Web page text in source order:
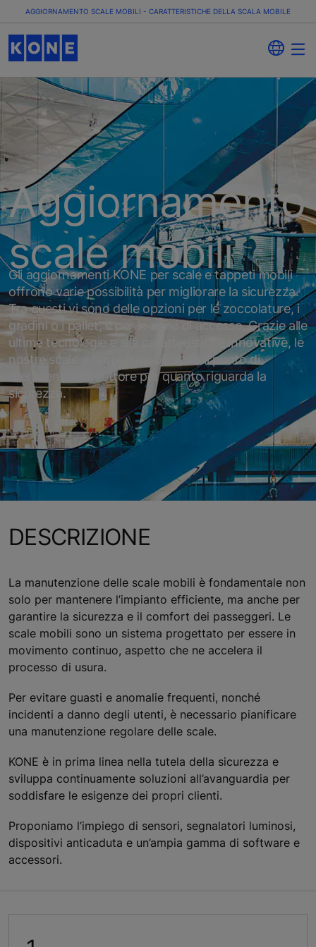
AGGIORNAMENTO SCALE MOBILI - CARATTERISTICHE DELLA SCALA MOBILE
Aggiornamento
scale mobili
Gli aggiornamenti KONE per scale e tappeti mobili
offrono varie possibilità per migliorare la sicurezza.
Tra questi vi sono delle opzioni per le zoccolature, i
gradini o i pallet, e per le zone di accesso. Grazie alle
ultime tecnologie e alle caratteristiche innovative, le
nostre scale e tappeti mobili sono il punto di
riferimento del settore per quanto riguarda la
sicurezza.
DESCRIZIONE
La manutenzione delle scale mobili è fondamentale non
solo per mantenere l’impianto efficiente, ma anche per
garantire la sicurezza e il comfort dei passeggeri. Le
scale mobili sono un sistema progettato per essere in
movimento continuo, aspetto che ne accelera il
processo di usura.
Per evitare guasti e anomalie frequenti, nonché
incidenti a danno degli utenti, è necessario pianificare
una manutenzione regolare delle scale.
KONE è in prima linea nella tutela della sicurezza e
sviluppa continuamente soluzioni all’avanguardia per
soddisfare le esigenze dei propri clienti.
Proponiamo l’impiego di sensori, segnalatori luminosi,
dispositivi anticaduta e un’ampia gamma di software e
accessori.